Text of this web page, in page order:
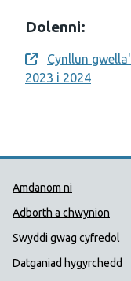
Dolenni:
Opens a new
Cynllun
2023 i 2024
Dolenni
Amdanom ni
Adborth a chwynion
Swyddi gwag cyfredol
Datganiad hygyrchedd